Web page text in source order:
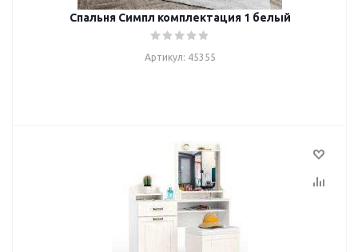
Спальня Симпл комплектация 1 белый
Артикул: 45355